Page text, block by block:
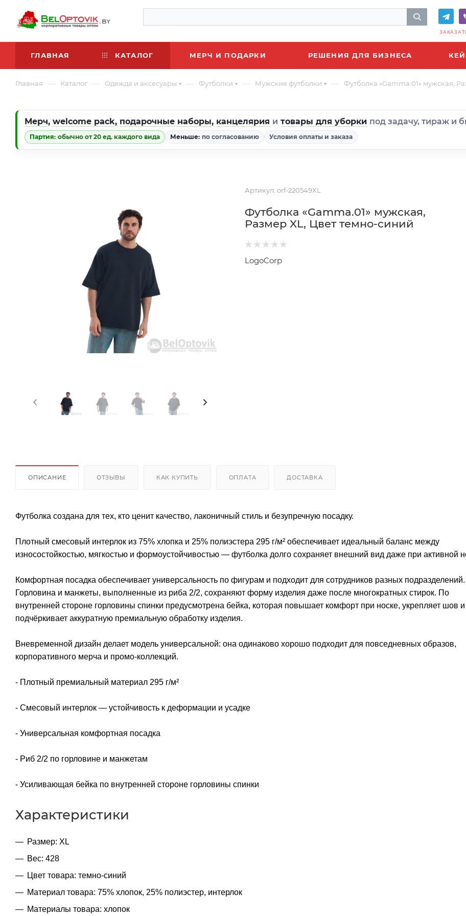
ГЛАВНАЯ КАТАЛОГ МЕРЧ И ПОДАРКИ РЕШЕНИЯ ДЛЯ БИЗНЕСА
Главная — Каталог — Одежда и аксесуары — Футболки — Мужские футболки — Футболка «Gamma.01» мужская,
Мерч, welcome pack, подарочные наборы, канцелярия и товары для уборки под задачу, тираж и
Партия: обычно от 20 ед. каждого вида Меньше: по согласованию Условия оплаты и заказа
Артикул: orf-220549XL
Футболка «Gamma.01» мужская,
Размер XL, Цвет темно-синий
LogoCorp
ОПИСАНИЕ ОТЗЫВЫ КАК КУПИТЬ ОПЛАТА ДОСТАВКА
Футболка создана для тех, кто ценит качество, лаконичный стиль и безупречную посадку.
Плотный смесовый интерлок из 75% хлопка и 25% полиэстера 295 г/м² обеспечивает идеальный баланс между
износостойкостью, мягкостью и формоустойчивостью — футболка долго сохраняет внешний вид даже при активной
Комфортная посадка обеспечивает универсальность по фигурам и подходит для сотрудников разных подразделений.
Горловина и манжеты, выполненные из риба 2/2, сохраняют форму изделия даже после многократных стирок. По
внутренней стороне горловины спинки предусмотрена бейка, которая повышает комфорт при носке, укрепляет шов и
подчёркивает аккуратную премиальную обработку изделия.
Вневременной дизайн делает модель универсальной: она одинаково хорошо подходит для повседневных образов,
корпоративного мерча и промо-коллекций.
- Плотный премиальный материал 295 г/м²
- Смесовый интерлок — устойчивость к деформации и усадке
- Универсальная комфортная посадка
- Риб 2/2 по горловине и манжетам
- Усиливающая бейка по внутренней стороне горловины спинки
Характеристики
Размер: XL
Вес: 428
Цвет товара: темно-синий
Материал товара: 75% хлопок, 25% полиэстер, интерлок
Материалы товара: хлопок